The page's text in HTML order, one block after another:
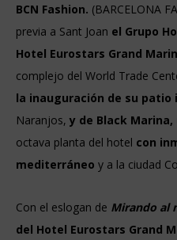
BCN Fashion. (BARCELONA
previa a Sant Joan el Grupo
Hotel Eurostars Grand
complejo del World Trade
la inauguración de su patio
Naranjos, y de Black
octava planta del hotel con
mediterráneo y a la ciudad
Con el eslogan de Mirando al
del Hotel Eurostars Grand